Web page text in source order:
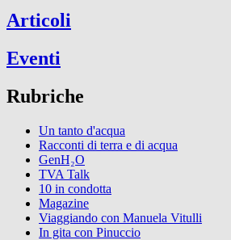
Articoli
Eventi
Rubriche
Un tanto d'acqua
Racconti di terra e di acqua
GenH₂O
TVA Talk
10 in condotta
Magazine
Viaggiando con Manuela Vitulli
In gita con Pinuccio